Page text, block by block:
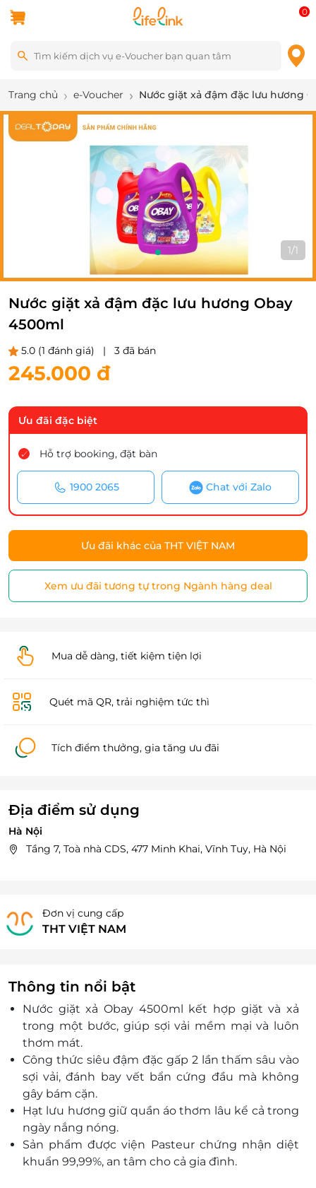
0
Trang chủ e-Voucher Nước giặt xả đậm đặc lưu hương
1/1
Nước giặt xả đậm đặc lưu hương Obay
4500ml
5.0 (1 đánh giá) | 3 đã bán
245.000 đ
Ưu đãi đặc biệt
Hỗ trợ booking, đặt bàn
1900 2065 Chat với Zalo
Ưu đãi khác của THT VIỆT NAM
Xem ưu đãi tương tự trong Ngành hàng deal
Mua dễ dàng, tiết kiệm tiện lợi
Quét mã QR, trải nghiệm tức thì
Tích điểm thưởng, gia tăng ưu đãi
Địa điểm sử dụng
Hà Nội
Tầng 7, Toà nhà CDS, 477 Minh Khai, Vĩnh Tuy, Hà Nội
Đơn vị cung cấp
THT VIỆT NAM
Thông tin nổi bật
Nước giặt xả Obay 4500ml kết hợp giặt và xả
trong một bước, giúp sợi vải mềm mại và luôn
thơm mát.
Công thức siêu đậm đặc gấp 2 lần thấm sâu vào
sợi vải, đánh bay vết bẩn cứng đầu mà không
gây bám cặn.
Hạt lưu hương giữ quần áo thơm lâu kể cả trong
ngày nắng nóng.
Sản phẩm được viện Pasteur chứng nhận diệt
khuẩn 99,99%, an tâm cho cả gia đình.